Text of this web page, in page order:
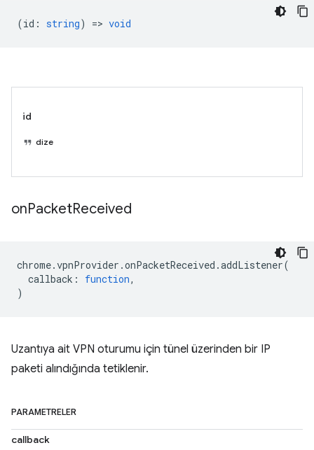
(id : string) => void
id
dize
onPacketReceived
chrome.vpnProvider .onPacketReceived .addListener(
callback : function,
)
Uzantıya ait VPN oturumu için tünel üzerinden bir IP
paketi alındığında tetiklenir.
PARAMETRELER
callback